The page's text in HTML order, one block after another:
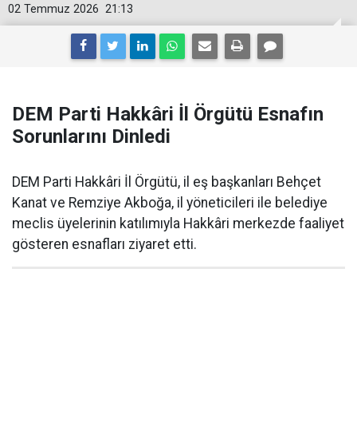
21:13
02 Temmuz 2026
DEM Parti Hakkâri İl Örgütü Esnafın
Sorunlarını Dinledi
DEM Parti Hakkâri İl Örgütü, il eş başkanları Behçet
Kanat ve Remziye Akboğa, il yöneticileri ile belediye
meclis üyelerinin katılımıyla Hakkâri merkezde faaliyet
gösteren esnafları ziyaret etti.